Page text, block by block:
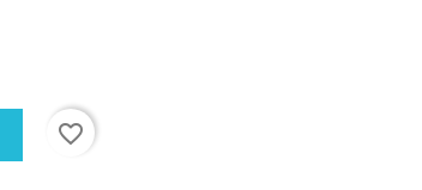
favorite_border